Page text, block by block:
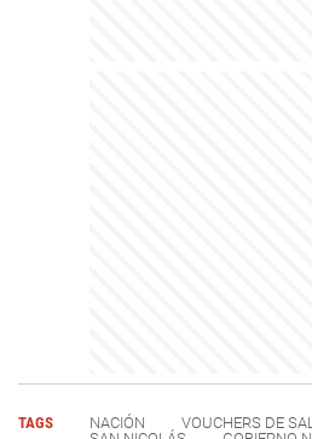
TAGS NACIÓN VOUCHERS DE